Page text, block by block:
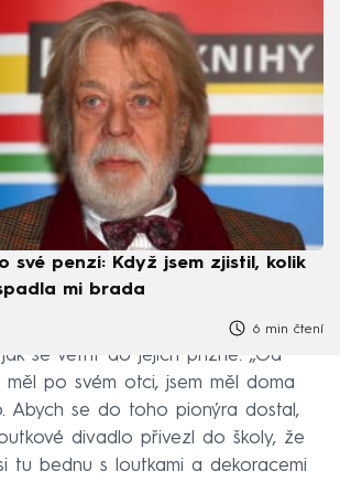
své penzi: Když jsem zjistil, kolik
mi brada
6 min čtení
se vetřít do jejich přízně. „Od
měl po svém otci, jsem měl doma
Abych se do toho pionýra dostal,
divadlo přivezl do školy, že
tu bednu s loutkami a dekoracemi